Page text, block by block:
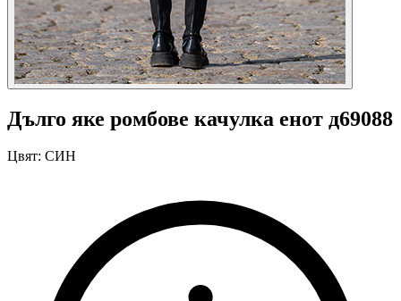
Дълго яке ромбове качулка енот д69088
Цвят: СИН